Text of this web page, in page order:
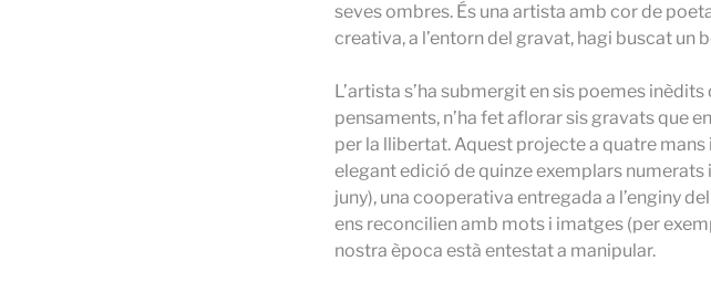
seves ombres. És una artista amb cor de
creativa, a l’entorn del gravat, hagi buscat un
L’artista s’ha submergit en sis poemes
pensaments, n’ha fet aflorar sis gravats que
per la llibertat. Aquest projecte a quatre mans
elegant edició de quinze exemplars
juny), una cooperativa entregada a l’enginy
ens reconcilien amb mots i imatges (per
nostra època està entestat a manipular.